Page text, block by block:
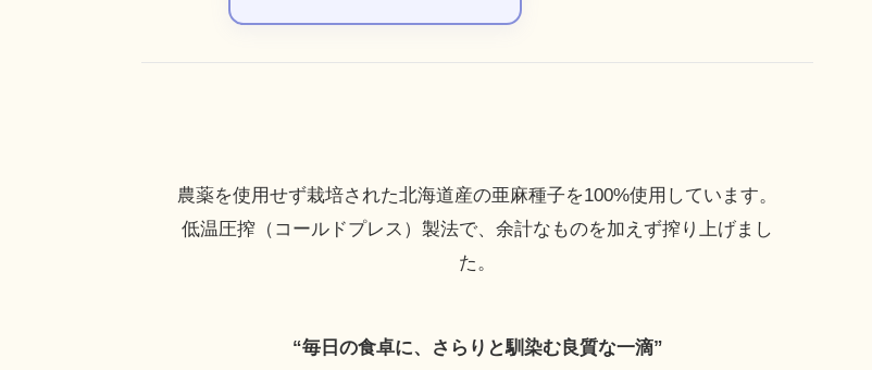
農薬を使用せず栽培された北海道産の亜麻種子を100%使用しています。
低温圧搾（コールドプレス）製法で、余計なものを加えず搾り上げまし
た。
“毎日の食卓に、さらりと馴染む良質な一滴”